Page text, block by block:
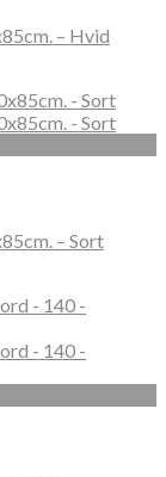
– Hvid
– Sort